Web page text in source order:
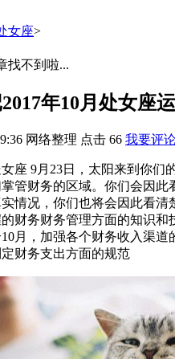
女座>
找不到啦...
年10月处女座
网络整理 点击 66 我要评
座 9月23日，太阳来到你们
管财务的区域。你们会因此
情况，你们也将会因此看清
财务财务管理方面的知识和
月，加强各个财务收入渠道
财务支出方面的规范